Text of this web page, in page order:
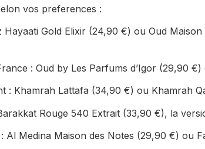
vos preferences :
Gold Elixir (24,90 €) ou Oud
: Oud by Les Parfums d’Igor (29,90
: Khamrah Lattafa (34,90 €) ou Khamrah
Rouge 540 Extrait (33,90 €), la
Medina Maison des Notes (29,90 €) ou